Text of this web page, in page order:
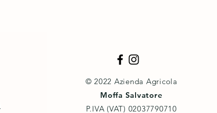
© 2022 Azienda Agricola
Moffa Salvatore
P.IVA (VAT) ‭02037790710‬